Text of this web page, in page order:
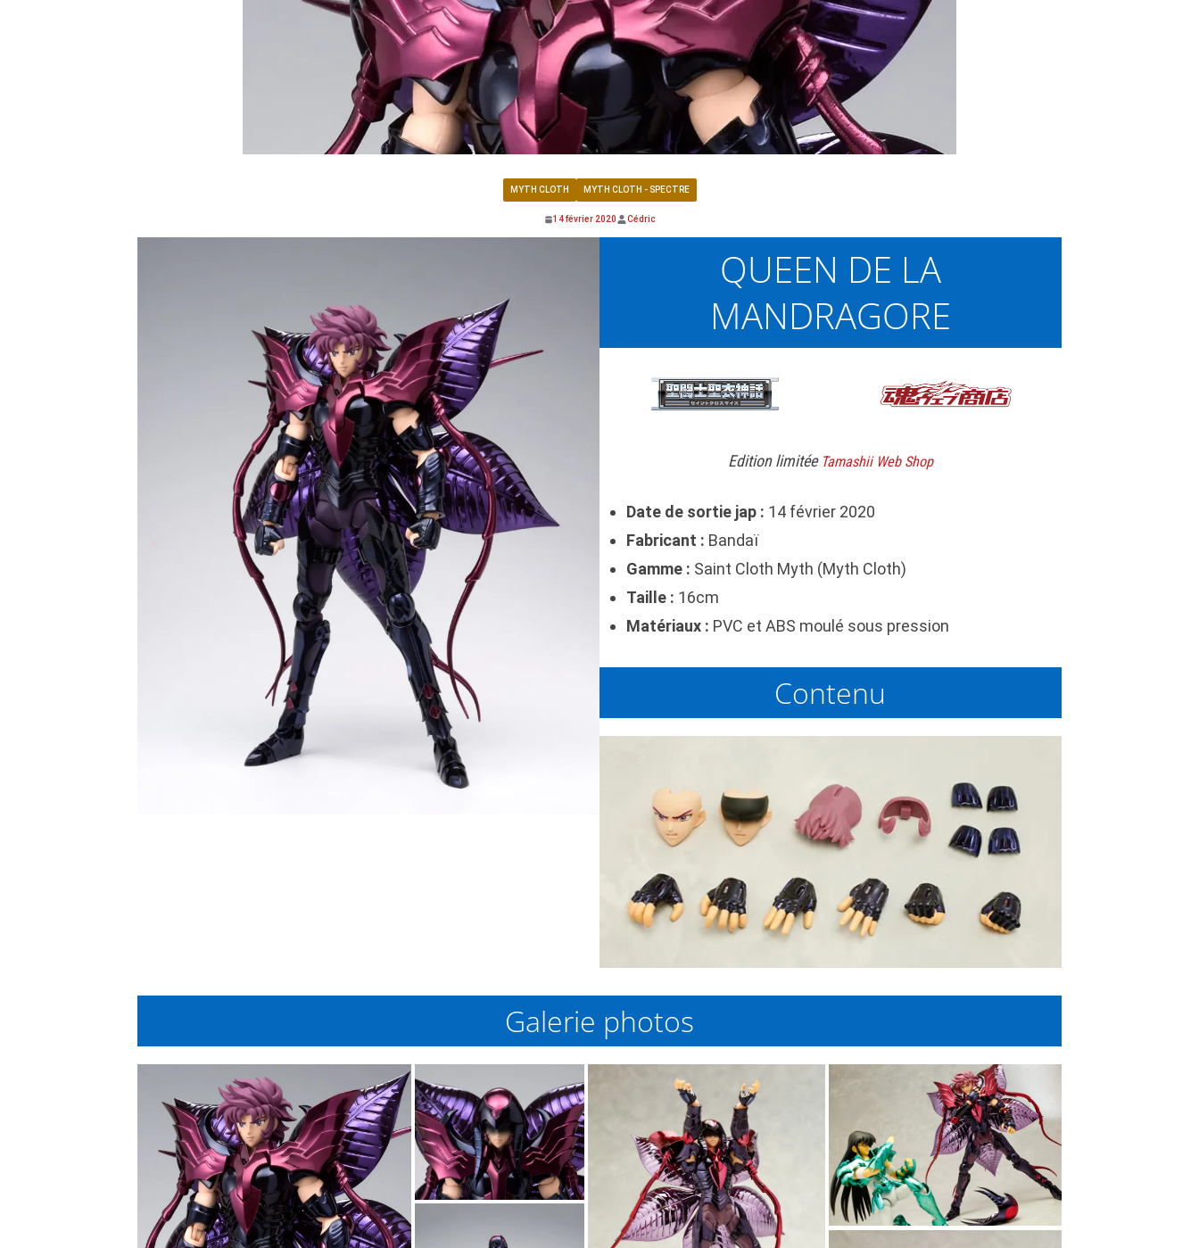
MYTH CLOTH MYTH CLOTH - SPECTRE
14 février 2020 Cédric
QUEEN DE LA
MANDRAGORE
Edition limitée Tamashii Web Shop
Date de sortie jap : 14 février 2020
Fabricant : Bandaï
Gamme : Saint Cloth Myth (Myth Cloth)
Taille : 16cm
Matériaux : PVC et ABS moulé sous pression
Contenu
Galerie photos